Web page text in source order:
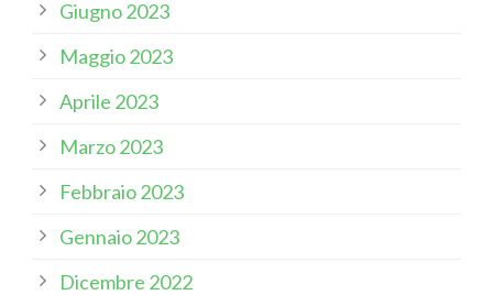
Giugno 2023
Maggio 2023
Aprile 2023
Marzo 2023
Febbraio 2023
Gennaio 2023
Dicembre 2022